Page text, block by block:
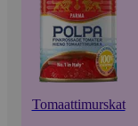
Tomaattimurskat